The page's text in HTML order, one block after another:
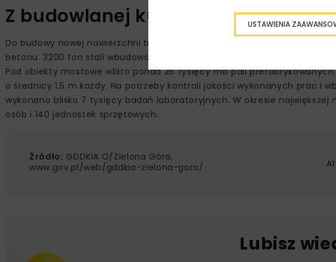
Z budowlanej kuchni
Do budowy nowej nawierzchni betonowej i obiektów jezdni południowej
betonu. 3200 ton stali wbudowano w konstrukcje mostowe, a
Pod obiekty mostowe wbito ponad 26 tysięcy mb pali
o średnicy 1,5 m każdy. Na potrzeby kontroli jakości wykonanych prac i
wykonano blisko 7 tysięcy badań laboratoryjnych. W okresie największej
osób i 140 jednostek sprzętowych.
Źródło: GDDKiA O/Zielona Góra,
www.gov.pl/web/gddkia-zielona-gora/
Lubisz
USTAWIENIA